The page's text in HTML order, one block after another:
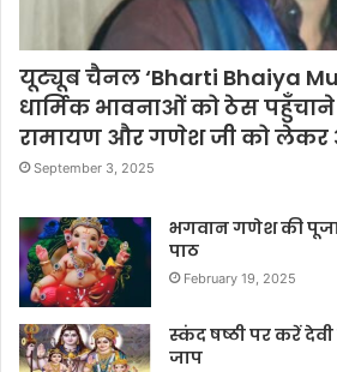
यूट्यूब चैनल ‘Bharti Bhaiya
धार्मिक भावनाओं को ठेस
रामायण और गणेश जी को लेकर
September 3, 2025
भगवान गणेश की पूजा
पाठ
February 19, 2025
स्कंद षष्ठी पर करें देवी
जाप